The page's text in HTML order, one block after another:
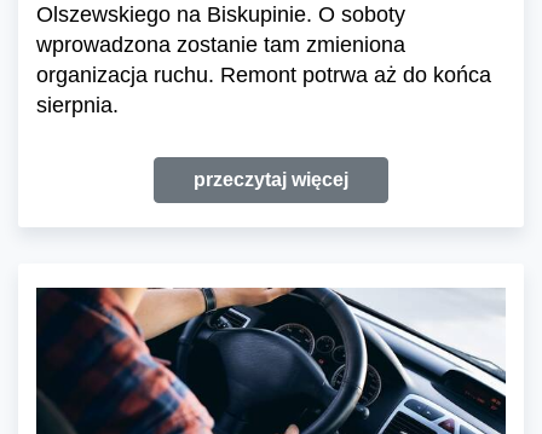
Olszewskiego na Biskupinie. O soboty
wprowadzona zostanie tam zmieniona
organizacja ruchu. Remont potrwa aż do końca
sierpnia.
przeczytaj więcej